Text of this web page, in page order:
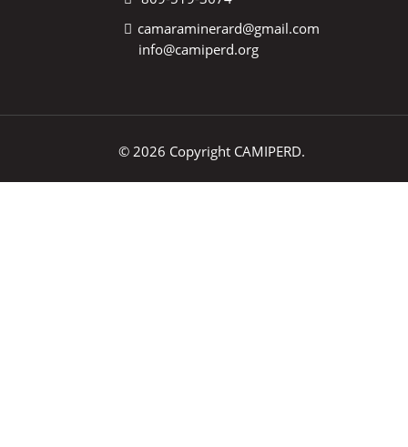
camaraminerard@gmail.com
info@camiperd.org
© 2026 Copyright CAMIPERD.